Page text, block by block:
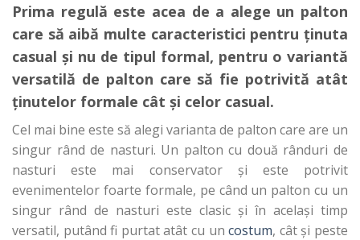
Prima regulă este acea de a alege un palton
care să aibă multe caracteristici pentru ținuta
casual și nu de tipul formal, pentru o variantă
versatilă de palton care să fie potrivită atât
ținutelor formale cât și celor casual.
Cel mai bine este să alegi varianta de palton care are un
singur rând de nasturi. Un palton cu două rânduri de
nasturi este mai conservator și este potrivit
evenimentelor foarte formale, pe când un palton cu un
singur rând de nasturi este clasic și în același timp
versatil, putând fi purtat atât cu uncostum, cât și peste